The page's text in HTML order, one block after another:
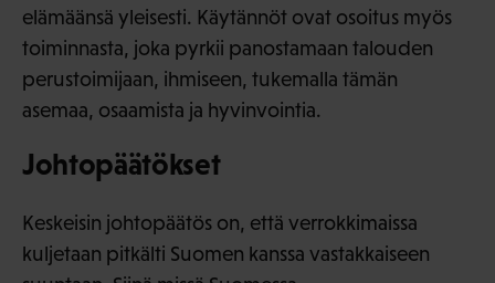
elämäänsä yleisesti. Käytännöt ovat osoitus myös
toiminnasta, joka pyrkii panostamaan talouden
perustoimijaan, ihmiseen, tukemalla tämän
asemaa, osaamista ja hyvinvointia.
Johtopäätökset
Keskeisin johtopäätös on, että verrokkimaissa
kuljetaan pitkälti Suomen kanssa vastakkaiseen